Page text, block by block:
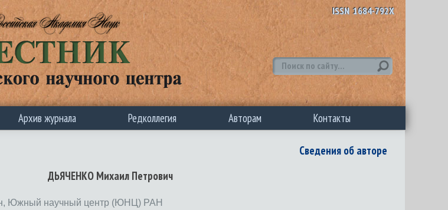
ISSN 1684-792X
Архив журнала Редколлегия Авторам Контакты
Сведения об авторе
ДЬЯЧЕНКО Михаил Петрович
Южный научный центр (ЮНЦ) РАН